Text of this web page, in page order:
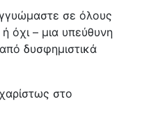
σε όλους
όχι – μια υπεύθυνη
δυσφημιστικά
στο